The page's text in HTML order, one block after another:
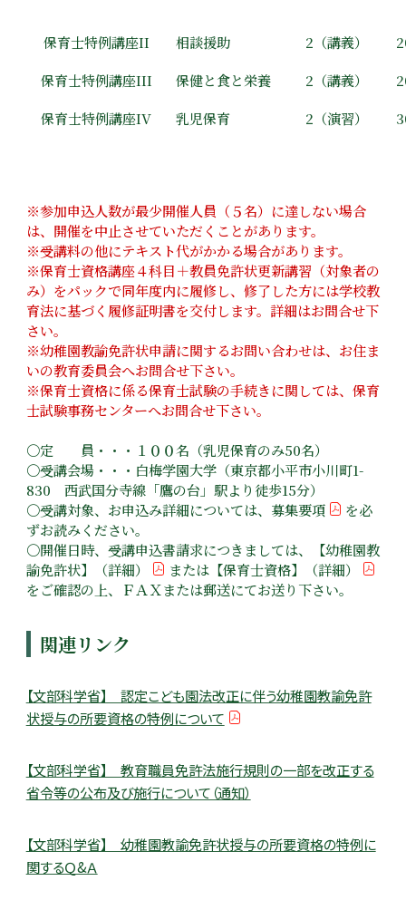
保育士特例講座II 相談援助 2（講義）
保育士特例講座III
保健と食と栄養 2（講義）
保育士特例講座IV
乳児保育 2（演習）
※参加申込人数が最少開催人員（５名）に達しない場合
は、開催を中止させていただくことがあります。
※受講料の他にテキスト代がかかる場合があります。
※保育士資格講座４科目＋教員免許状更新講習（対象者の
み）をパックで同年度内に履修し、修了した方には学校教
育法に基づく履修証明書を交付します。詳細はお問合せ下
さい。
※幼稚園教諭免許状申請に関するお問い合わせは、お住ま
いの教育委員会へお問合せ下さい。
※保育士資格に係る保育士試験の手続きに関しては、保育
士試験事務センターへお問合せ下さい。
〇定 員・・・１００名（乳児保育のみ50名）
〇受講会場・・・白梅学園大学（東京都小平市小川町1­
830 西武国分寺線「鷹の台」駅より徒歩15分）
〇受講対象、お申込み詳細については、 募集要項
を必
ずお読みください。
〇開催日時、受講申込書請求につきましては、
【幼稚園教
諭免許状】（詳細）
または【保育士資格】（詳細）
をご確認の上、ＦＡＸまたは郵送にてお送り下さい。
関連リンク
【文部科学省】 認定こども園法改正に伴う幼稚園教諭免許
状授与の所要資格の特例について
【文部科学省】 教育職員免許法施行規則の一部を改正する
省令等の公布及び施行について（通知）
【文部科学省】 幼稚園教諭免許状授与の所要資格の特例に
関するＱ&Ａ